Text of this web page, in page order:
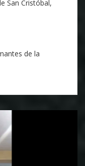
San Cristóbal,
de la